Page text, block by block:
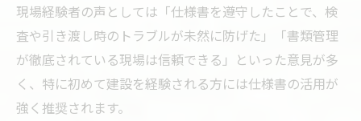
現場経験者の声としては「仕様書を遵守したことで、検
査や引き渡し時のトラブルが未然に防げた」「書類管理
が徹底されている現場は信頼できる」といった意見が多
く、特に初めて建設を経験される方には仕様書の活用が
強く推奨されます。